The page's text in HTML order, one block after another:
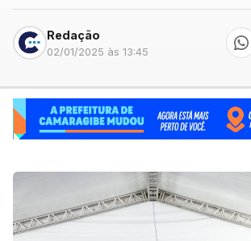
Redação
02/01/2025 às 13:45